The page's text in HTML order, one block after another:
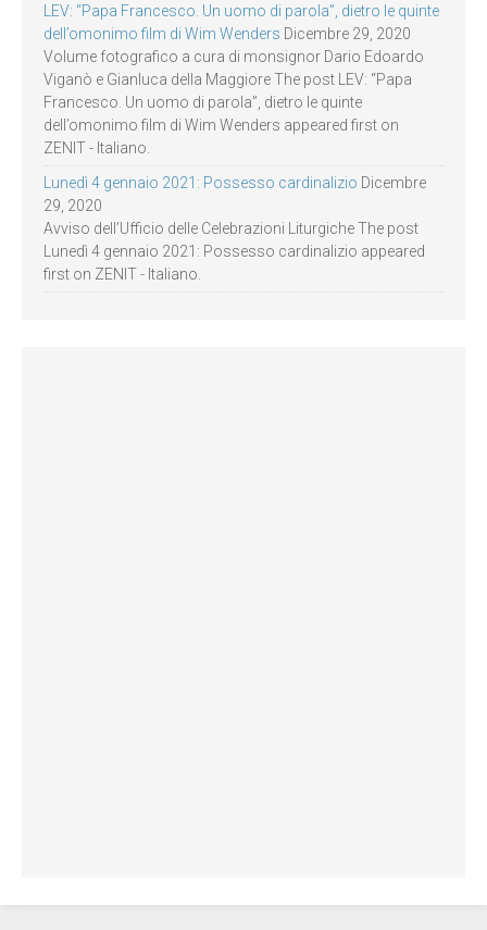
LEV: “Papa Francesco. Un uomo di parola”, dietro le quinte
dell’omonimo film di Wim Wenders Dicembre 29, 2020
Volume fotografico a cura di monsignor Dario Edoardo
Viganò e Gianluca della Maggiore The post LEV: “Papa
Francesco. Un uomo di parola”, dietro le quinte
dell’omonimo film di Wim Wenders appeared first on
ZENIT - Italiano.
Lunedì 4 gennaio 2021: Possesso cardinalizio Dicembre
29, 2020
Avviso dell’Ufficio delle Celebrazioni Liturgiche The post
Lunedì 4 gennaio 2021: Possesso cardinalizio appeared
first on ZENIT - Italiano.